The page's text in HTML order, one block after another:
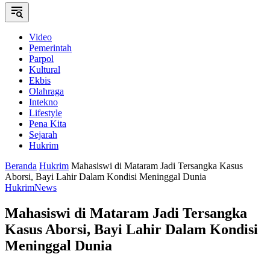
Video
Pemerintah
Parpol
Kultural
Ekbis
Olahraga
Intekno
Lifestyle
Pena Kita
Sejarah
Hukrim
Beranda Hukrim Mahasiswi di Mataram Jadi Tersangka Kasus
Aborsi, Bayi Lahir Dalam Kondisi Meninggal Dunia
HukrimNews
Mahasiswi di Mataram Jadi Tersangka
Kasus Aborsi, Bayi Lahir Dalam Kondisi
Meninggal Dunia